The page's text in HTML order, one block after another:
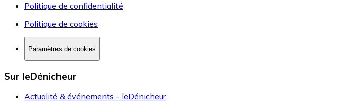
Politique de confidentialité
Politique de cookies
Paramètres de cookies
Sur leDénicheur
Actualité & événements - leDénicheur